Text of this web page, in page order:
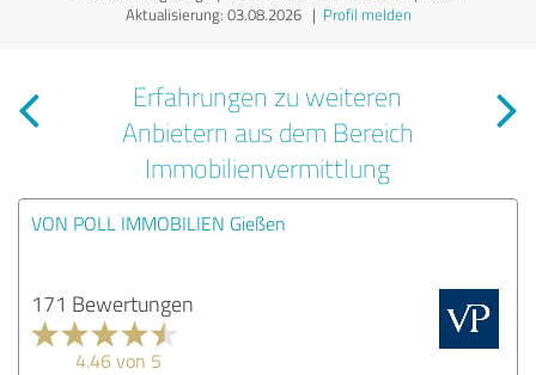
Aktualisierung: 03.08.2026| Profil melden
Erfahrungen zu weiteren
Anbietern aus dem Bereich
Immobilienvermittlung
VON POLL IMMOBILIEN Gießen
171 Bewertungen
4.46 von 5